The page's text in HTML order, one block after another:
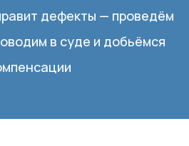
дефекты — проведём
в суде и добьёмся